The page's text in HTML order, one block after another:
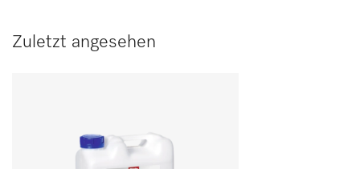
Zuletzt angesehen